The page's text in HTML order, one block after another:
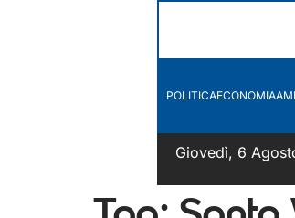
POLITICAECONOMIA
Giovedì, 6